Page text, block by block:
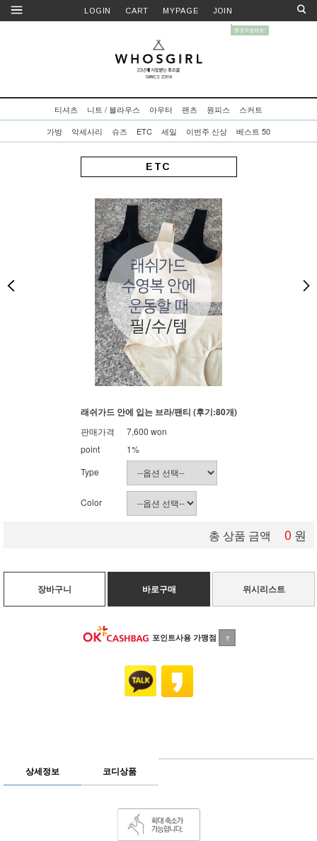
LOGIN CART MYPAGE JOIN
티셔츠 니트 / 블라우스 아우터 팬츠 원피스
스커트
가방
악세사리 슈즈 ETC 세일 이번주 신상 베스트 50
ETC
래쉬가드 안에 입는 브라/팬티 (후기:80개)
판매가격 7,600 won
point
1%
Type
Color
총 상품 금액 0 원
장바구니 바로구매 위시리스트
포인트사용 가맹점 ?
상세정보 코디상품